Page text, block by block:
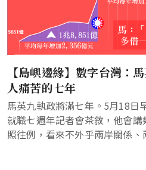
【島嶼邊緣】數字台灣：
人痛苦的七年
馬英九執政將滿七年。5月18日
就職七週年記者會茶敘，他會
照往例，看來不外乎兩岸關係、